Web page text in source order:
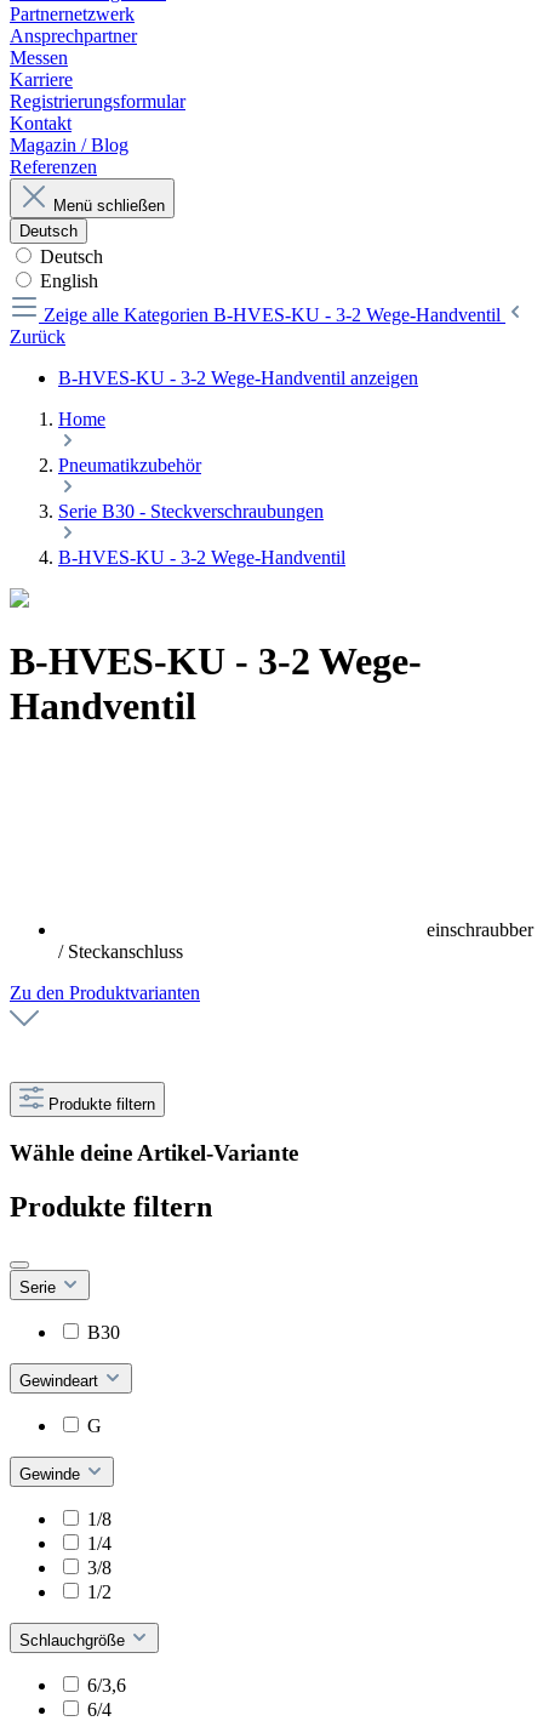
Partnernetzwerk
Ansprechpartner
Messen
Karriere
Registrierungsformular
Kontakt
Magazin / Blog
Referenzen
Menü schließen
Deutsch
Deutsch
English
Zeige alle Kategorien B-HVES-KU - 3-2 Wege-Handventil
Zurück
B-HVES-KU - 3-2 Wege-Handventil anzeigen
Home
Pneumatikzubehör
Serie B30 - Steckverschraubungen
B-HVES-KU - 3-2 Wege-Handventil
B-HVES-KU - 3-2 Wege-
Handventil
einschraubber
/ Steckanschluss
Zu den Produktvarianten
Produkte filtern
Wähle deine Artikel-Variante
Produkte filtern
Serie
B30
Gewindeart
G
Gewinde
1/8
1/4
3/8
1/2
Schlauchgröße
6/3,6
6/4